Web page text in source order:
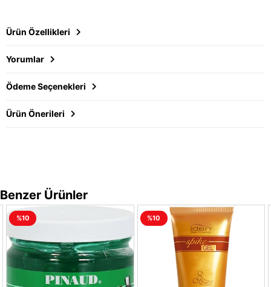
Ürün Özellikleri
Yorumlar
Ödeme Seçenekleri
Ürün Önerileri
Benzer Ürünler
%10 %10